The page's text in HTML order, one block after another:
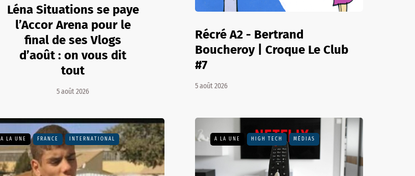
Léna Situations se paye
l’Accor Arena pour le
final de ses Vlogs
d’août : on vous dit
tout
5 août 2026
A LA UNE FRANCE INTERNATIONAL
Récré A2 - Bertrand
Boucheroy | Croque Le Club
#7
5 août 2026
A LA UNE HIGH TECH MÉDIAS